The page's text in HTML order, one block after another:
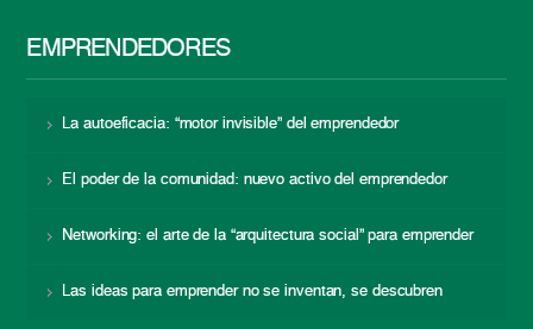
EMPRENDEDORES
La autoeficacia: “motor invisible” del emprendedor
El poder de la comunidad: nuevo activo del emprendedor
Networking: el arte de la “arquitectura social” para emprender
Las ideas para emprender no se inventan, se descubren